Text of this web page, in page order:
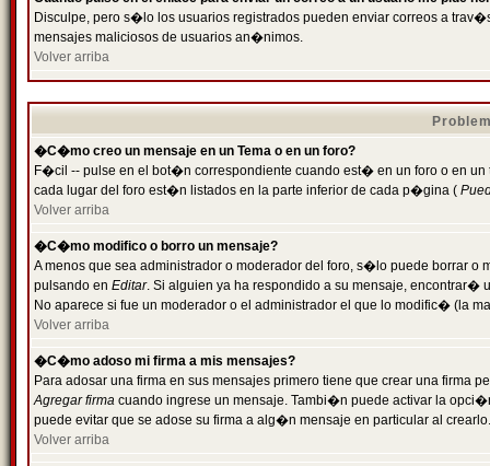
Disculpe, pero s�lo los usuarios registrados pueden enviar correos a
mensajes maliciosos de usuarios an�nimos.
Volver arriba
�C�mo creo un mensaje en un Tema o en un foro?
F�cil -- pulse en el bot�n correspondiente cuando est� en un foro o en
cada lugar del foro est�n listados en la parte inferior de cada p�gina (
Volver arriba
�C�mo modifico o borro un mensaje?
A menos que sea administrador o moderador del foro, s�lo puede borrar o
pulsando en Editar. Si alguien ya ha respondido a su mensaje, encontrar�
No aparece si fue un moderador o el administrador el que lo modific� (la
Volver arriba
�C�mo adoso mi firma a mis mensajes?
Para adosar una firma en sus mensajes primero tiene que crear una firma
Agregar firma cuando ingrese un mensaje. Tambi�n puede activar la
puede evitar que se adose su firma a alg�n mensaje en particular al crearlo.
Volver arriba